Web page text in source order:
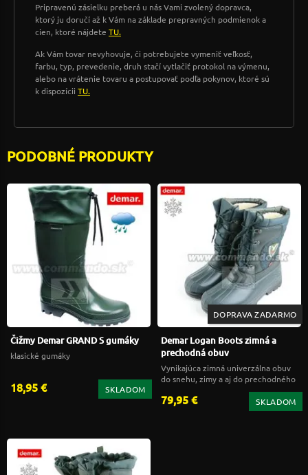
Pripravenú zásielku preberá u nás Vami zvolený dopravca,
ktorý ju doručí až k Vám na základe prepravných podmienok a
cien, ktoré nájdete TU.
Ak Vám tovar nevyhovuje, či potrebujete vymeniť veľkosť,
farbu, typ, prevedenie, druh stačí vytlačiť protokol na výmenu,
alebo na vrátenie tovaru a postupovať podľa pokynov, ktoré sú
k dispozícii TU.
PODOBNÉ PRODUKTY
Čižmy Demar GRAND S gumáky
klasické gumáky
18,95 € SKLADOM
DOPRAVA ZADARMO
Demar Logan Boots zimná a
prechodná obuv
Vynikajúca zimná univerzálna obuv
do snehu, zimy a aj do prechodného
79,95 € SKLADOM